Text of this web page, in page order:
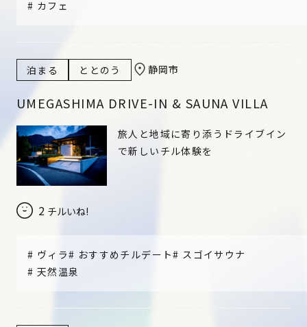
# カフェ
泊まる ととのう 静岡市
UMEGASHIMA DRIVE-IN & SAUNA VILLA
2 チルいね!
旅人と地域に寄り添うドライブイン
で新しいチル体験を
# ヴィラ# おすすめチルデート# スゴイサウナ
# 天然温泉